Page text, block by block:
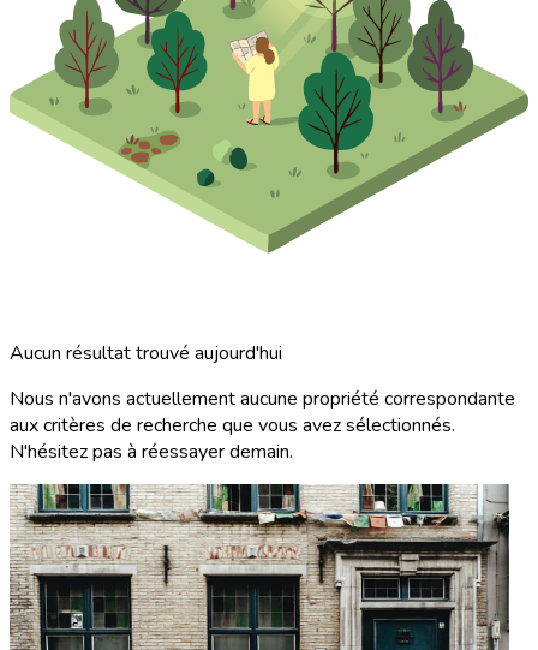
Aucun résultat trouvé aujourd'hui
Nous n'avons actuellement aucune propriété correspondante
aux critères de recherche que vous avez sélectionnés.
N'hésitez pas à réessayer demain.